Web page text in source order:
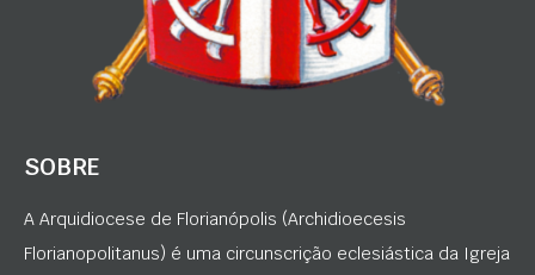
SOBRE
A Arquidiocese de Florianópolis (Archidioecesis
Florianopolitanus) é uma circunscrição eclesiástica da Igreja